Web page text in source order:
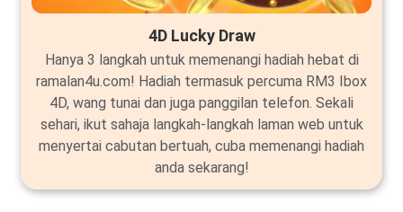
4D Lucky Draw
Hanya 3 langkah untuk memenangi hadiah hebat di
ramalan4u.com! Hadiah termasuk percuma RM3 Ibox
4D, wang tunai dan juga panggilan telefon. Sekali
sehari, ikut sahaja langkah-langkah laman web untuk
menyertai cabutan bertuah, cuba memenangi hadiah
anda sekarang!